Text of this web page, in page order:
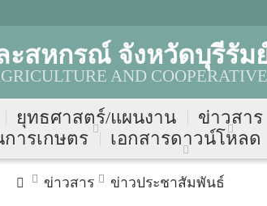
ะสหกรณ์ จังหวัดบุรีรัม
AND
ยุทธศาสตร์/แผนงาน ข่าวสาร
ารเกษตร
เอกสารดาวน์โหลด
ข่าวสาร ข่าวประชาสัมพันธ์